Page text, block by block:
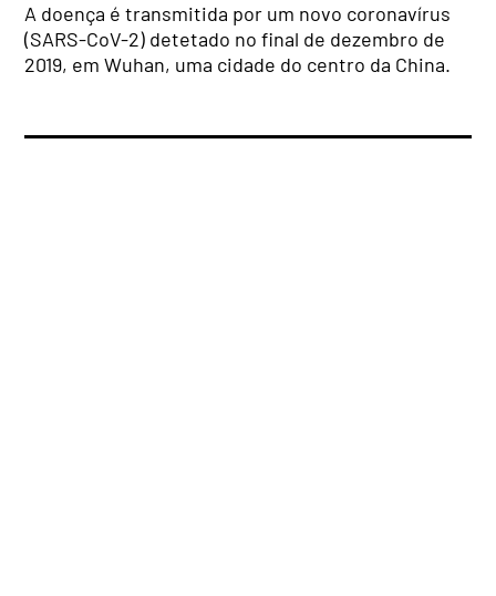
A doença é transmitida por um novo coronavírus
(SARS-CoV-2) detetado no final de dezembro de
2019, em Wuhan, uma cidade do centro da China.